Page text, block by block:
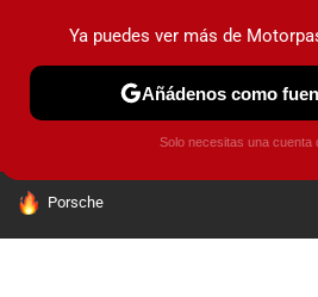
PRUEBAS INDUSTRIA HOY
HOY SE HABLA DE
Porsche
Ya puedes ver más de
Añádenos como
Solo necesitas una cuenta